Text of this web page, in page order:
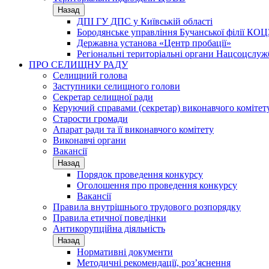
Назад
ДПІ ГУ ДПС у Київській області
Бородянське управління Бучанської філії
Державна установа «Центр пробації»
Регіональні територіальні органи
ПРО СЕЛИЩНУ РАДУ
Селищний голова
Заступники селищного голови
Секретар селищної ради
Керуючий справами (секретар) виконавчого
Старости громади
Апарат ради та її виконавчого комітету
Виконавчі органи
Вакансії
Назад
Порядок проведення конкурсу
Оголошення про проведення конкурсу
Вакансії
Правила внутрішнього трудового розпорядку
Правила етичної поведінки
Антикорупційна діяльність
Назад
Нормативні документи
Методичні рекомендації, роз’яснення